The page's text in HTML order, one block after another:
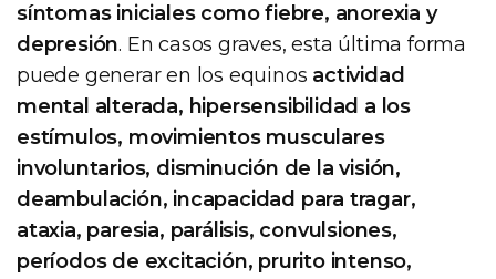
síntomas iniciales como fiebre, anorexia y
depresión. En casos graves, esta última forma
puede generar en los equinos actividad
mental alterada, hipersensibilidad a los
estímulos, movimientos musculares
involuntarios, disminución de la visión,
deambulación, incapacidad para tragar,
ataxia, paresia, parálisis, convulsiones,
períodos de excitación, prurito intenso,